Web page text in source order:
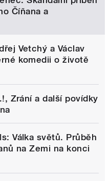
Číňana a
Vetchý a Václav
komedii o životě
Zrání a další povídky
Válka světů. Průběh
na Zemi na konci